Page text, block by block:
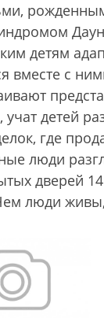
детям
вместе с
детей
где
люди
дверей
люди